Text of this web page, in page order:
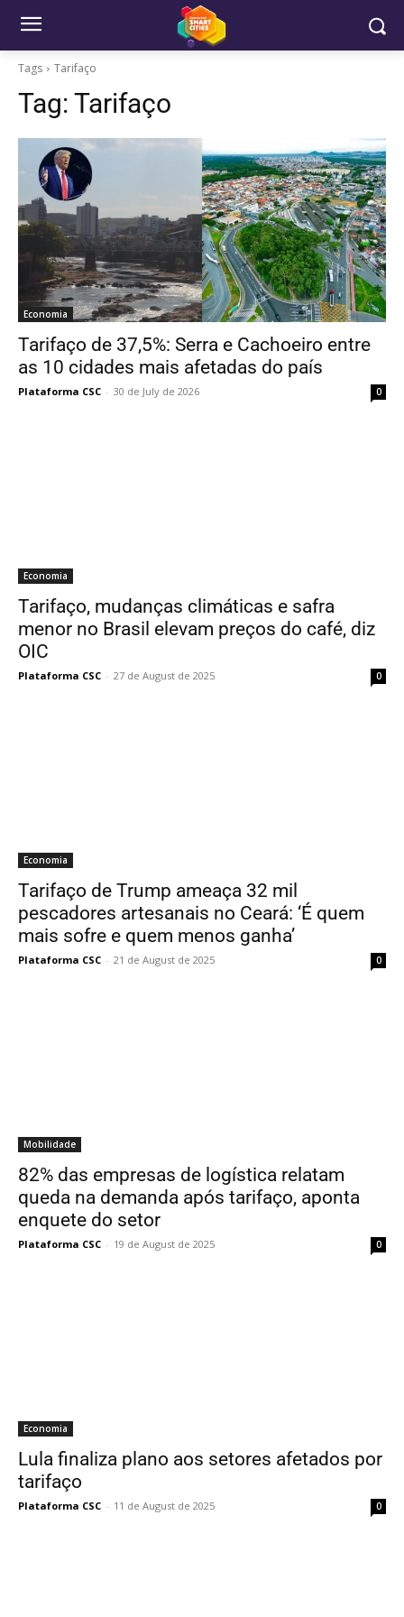
Tags Tarifaço
Tag: Tarifaço
Economia
Tarifaço de 37,5%: Serra e Cachoeiro entre
as 10 cidades mais afetadas do país
Plataforma CSC - 30 de July de 2026 0
Economia
Tarifaço, mudanças climáticas e safra
menor no Brasil elevam preços do café, diz
OIC
Plataforma CSC - 27 de August de 2025 0
Economia
Tarifaço de Trump ameaça 32 mil
pescadores artesanais no Ceará: ‘É quem
mais sofre e quem menos ganha’
Plataforma CSC - 21 de August de 2025 0
Mobilidade
82% das empresas de logística relatam
queda na demanda após tarifaço, aponta
enquete do setor
Plataforma CSC - 19 de August de 2025 0
Economia
Lula finaliza plano aos setores afetados por
tarifaço
Plataforma CSC - 11 de August de 2025 0